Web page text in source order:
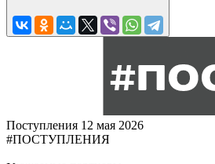
Поступления 12 мая 2026
#ПОСТУПЛЕНИЯ